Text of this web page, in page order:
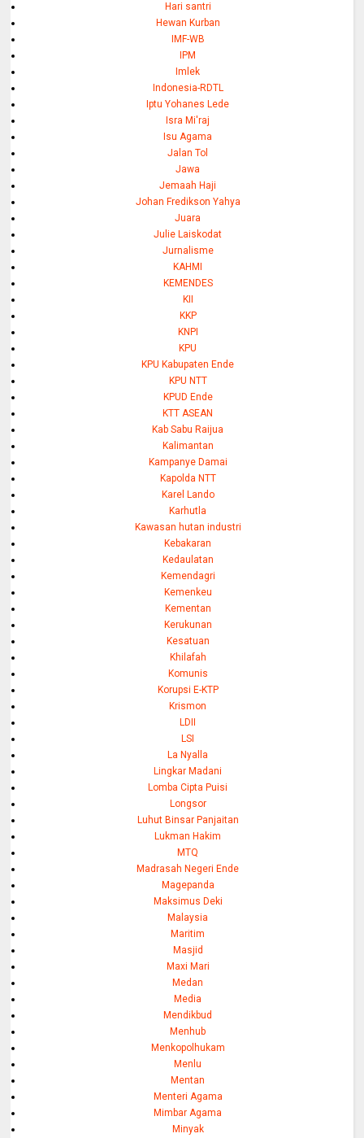
Hari santri
Hewan Kurban
IMF-WB
IPM
Imlek
Indonesia-RDTL
Iptu Yohanes Lede
Isra Mi'raj
Isu Agama
Jalan Tol
Jawa
Jemaah Haji
Johan Fredikson Yahya
Juara
Julie Laiskodat
Jurnalisme
KAHMI
KEMENDES
KII
KKP
KNPI
KPU
KPU Kabupaten Ende
KPU NTT
KPUD Ende
KTT ASEAN
Kab Sabu Raijua
Kalimantan
Kampanye Damai
Kapolda NTT
Karel Lando
Karhutla
Kawasan hutan industri
Kebakaran
Kedaulatan
Kemendagri
Kemenkeu
Kementan
Kerukunan
Kesatuan
Khilafah
Komunis
Korupsi E-KTP
Krismon
LDII
LSI
La Nyalla
Lingkar Madani
Lomba Cipta Puisi
Longsor
Luhut Binsar Panjaitan
Lukman Hakim
MTQ
Madrasah Negeri Ende
Magepanda
Maksimus Deki
Malaysia
Maritim
Masjid
Maxi Mari
Medan
Media
Mendikbud
Menhub
Menkopolhukam
Menlu
Mentan
Menteri Agama
Mimbar Agama
Minyak